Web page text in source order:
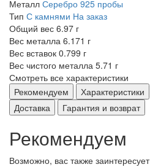
Металл Серебро 925 пробы
Тип С камнями На заказ
Общий вес 6.97 г
Вес металла 6.171 г
Вес вставок 0.799 г
Вес чистого металла 5.71 г
Смотреть все характеристики
Рекомендуем
Характеристики
Доставка
Гарантия и возврат
Рекомендуем
Возможно, вас также заинтересует